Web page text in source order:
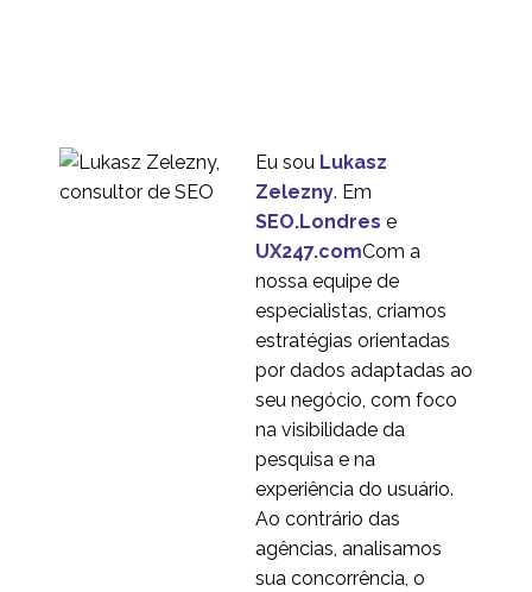
cliente em potencial e
como utilizá-lo
0
06 jan 2023 Eu sou Lukasz
Zelezny. Em
SEO.Londres e
UX247.comCom a
nossa equipe de
especialistas, criamos
estratégias orientadas
por dados adaptadas ao
seu negócio, com foco
na visibilidade da
pesquisa e na
experiência do usuário.
Ao contrário das
agências, analisamos
sua concorrência, o